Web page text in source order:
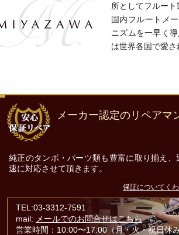
所としてフルート
国内フルートメ
ニズムを一早く
は世界各国で愛さ
メーカー認定のリペアマ
純正のタンポ・パーツ類も豊富に取り揃え、
速に対応させて頂きます。
保証についてく
TEL:03-3312-7591
mail: メールでのお問合せはこちら
営業時間：10:00〜17:00（月・火・祝日休